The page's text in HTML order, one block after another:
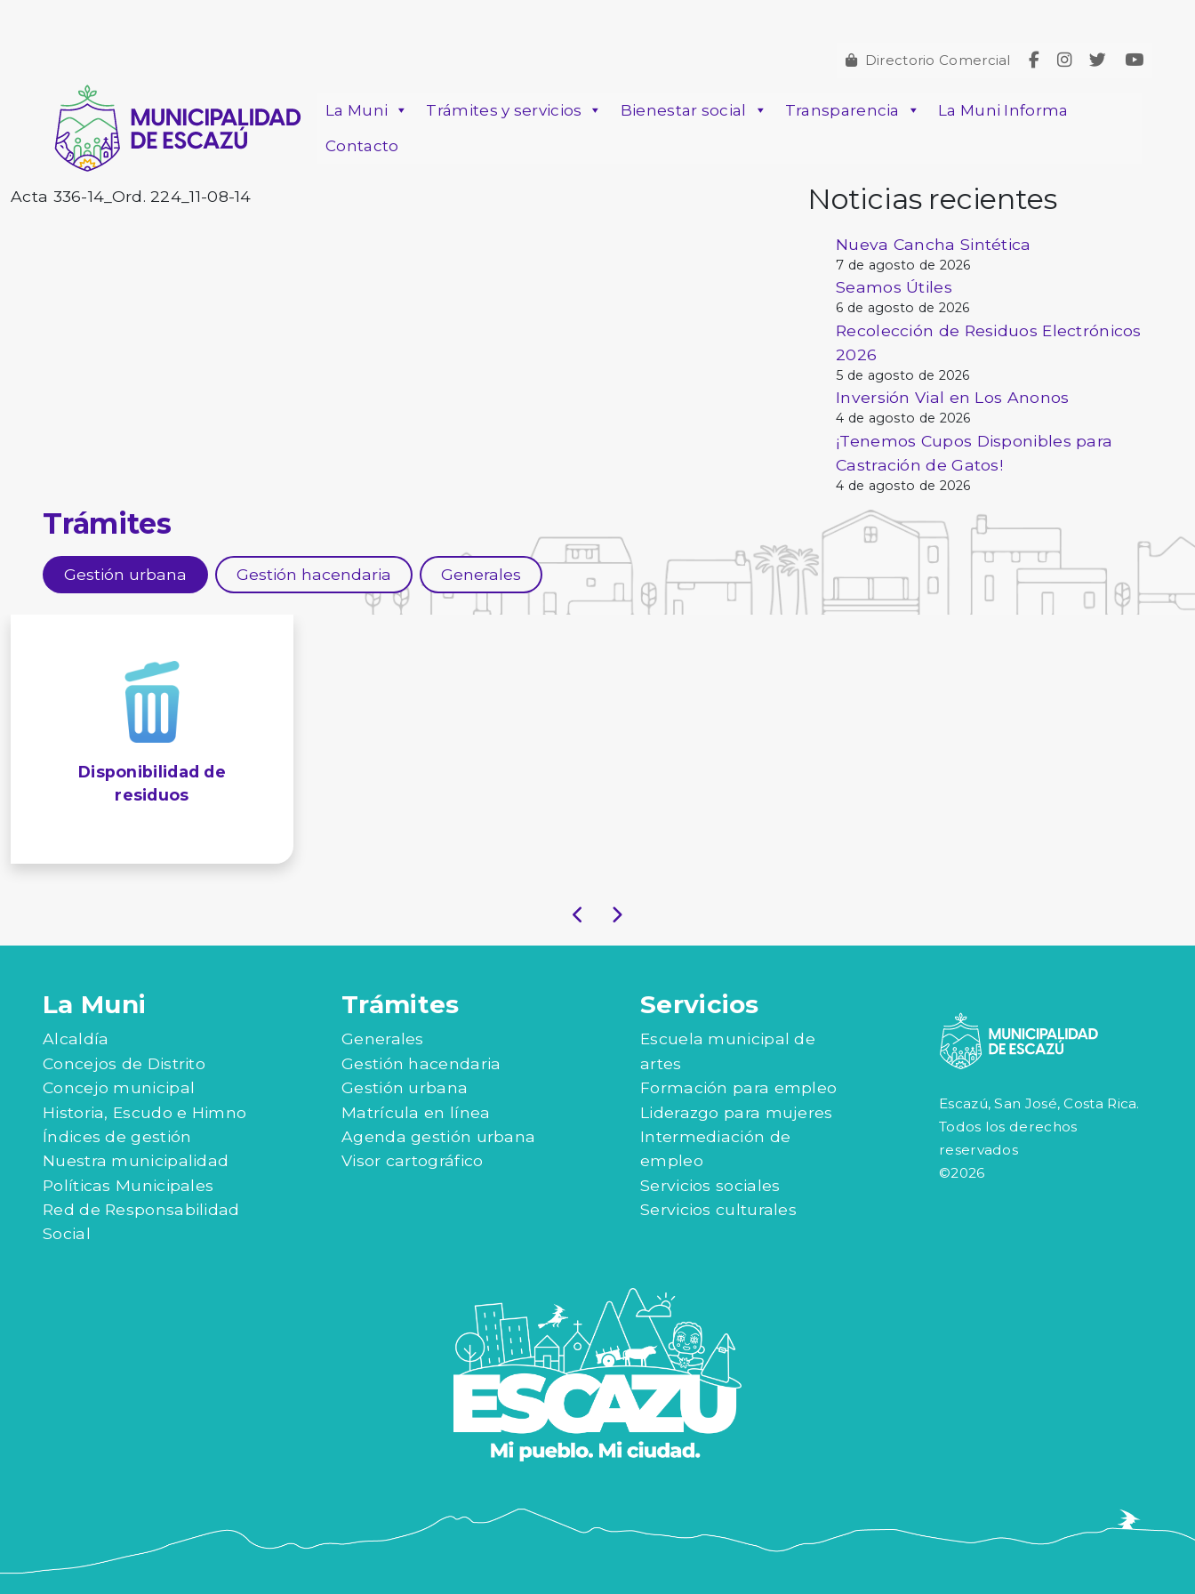
Directorio Comercial
La Muni Trámites y servicios Bienestar social Transparencia
La Muni Informa
Contacto
Acta 336-14_Ord. 224_11-08-14 Noticias recientes
Nueva Cancha Sintética
7 de agosto de 2026
Seamos Útiles
6 de agosto de 2026
Recolección de Residuos Electrónicos
2026
5 de agosto de 2026
Inversión Vial en Los Anonos
4 de agosto de 2026
¡Tenemos Cupos Disponibles para
Castración de Gatos!
4 de agosto de 2026
Trámites
Gestión urbana Gestión hacendaria Generales
Disponibilidad de
residuos
La Muni
Alcaldía
Concejos de Distrito
Concejo municipal
Historia, Escudo e Himno
Índices de gestión
Nuestra municipalidad
Políticas Municipales
Red de Responsabilidad
Social
Trámites
Generales
Gestión hacendaria
Gestión urbana
Matrícula en línea
Agenda gestión urbana
Visor cartográfico
Servicios
Escuela municipal de
artes
Formación para empleo
Liderazgo para mujeres
Intermediación de
empleo
Servicios sociales
Servicios culturales
Escazú, San José, Costa Rica.
Todos los derechos
reservados
©2026